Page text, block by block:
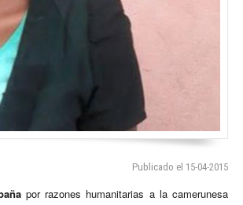
Publicado el 15-04-2015
por razones humanitarias a la camerunesa